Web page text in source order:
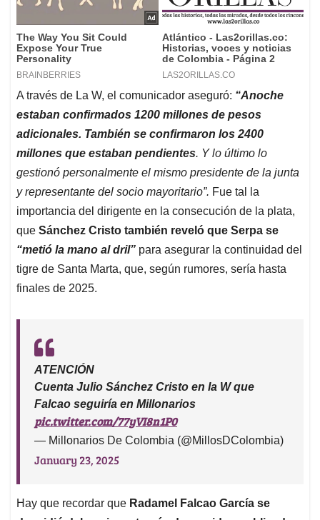
A través de La W, el comunicador aseguró: “Anoche
estaban confirmados 1200 millones de pesos
adicionales. También se confirmaron los 2400
millones que estaban pendientes. Y lo último lo
gestionó personalmente el mismo presidente de la junta
y representante del socio mayoritario”. Fue tal la
importancia del dirigente en la consecución de la plata,
que Sánchez Cristo también reveló que Serpa se
“metió la mano al dril” para asegurar la continuidad del
tigre de Santa Marta, que, según rumores, sería hasta
finales de 2025.
ATENCIÓN
Cuenta Julio Sánchez Cristo en la W que
Falcao seguiría en Millonarios
pic.twitter.com/77yVI8n1P0
— Millonarios De Colombia (@MillosDColombia)
January 23, 2025
Hay que recordar que Radamel Falcao García se